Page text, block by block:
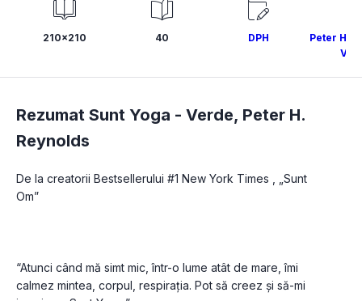
210x210 40 DPH
Peter H.
Rezumat Sunt Yoga - Verde, Peter H.
Reynolds
De la creatorii Bestsellerului #1 New York Times , „Sunt
“Atunci când mă simt mic, într-o lume atât de mare, îmi
calmez mintea, corpul, respirația. Pot să creez și să-mi